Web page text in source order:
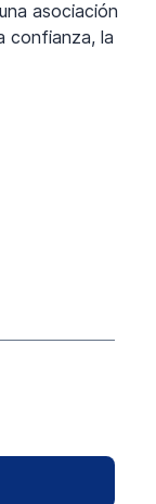
asociación
confianza, la